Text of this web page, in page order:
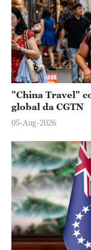
"China Travel"
global da CGTN
05-Aug-2026